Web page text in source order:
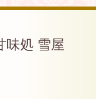
味処 雪屋